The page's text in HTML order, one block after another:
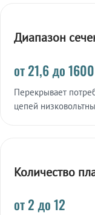
Диапазон
от 21,6 до
Перекрывает
цепей
Количество
от 2 до 12